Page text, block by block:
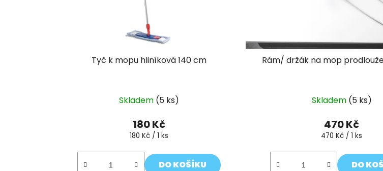
Tyč k mopu hliníková 140 cm
Skladem (5 ks)
180 Kč
Měrná
180 Kč / 1 ks
DO KOŠÍKU
Rám/ držák na mop
Skladem (5 ks)
470 Kč
Měrná
470 Kč / 1 ks
DO